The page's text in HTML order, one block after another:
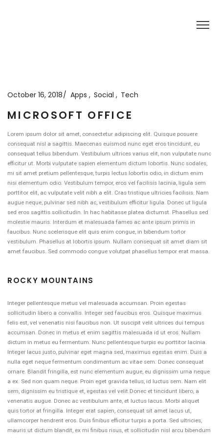
October 16, 2018 Apps Social Tech
MICROSOFT OFFICE
Lorem ipsum dolor sit amet, consectetur adipiscing elit. Quisque posuere
consequat nisl a sagittis. Maecenas euismod nunc eget eros tincidunt, eu
consequat tellus bibendum. Vestibulum ultrices varius elit, non vulputate nunc
efficitur ut. Morbi vulputate sapien elementum dictum lobortis. Nunc sodales,
mi sit amet pretium pellentesque, turpis lectus lobortis odio, in dictum enim
nisi elementum odio. Vestibulum tempor, eros vel facilisis lacinia, ligula sem
porttitor elit, ac vulputate velit nibh a elit. Cras tristique ultricies facilisis. Nam
augue neque, pulvinar sed nibh ac, vestibulum efficitur ligula. Donec ut ligula
sed eros sagittis sollicitudin. In hac habitasse platea dictumst. Phasellus sed
molestie mauris. Interdum et malesuada fames ac ante ipsum primis in
faucibus. Nunc scelerisque elit quis enim congue, in bibendum tortor
vestibulum. Phasellus at lobortis ipsum. Nullam consequat sit amet diam sit
amet faucibus. Sed commodo congue volutpat phasellus tempor erat massa.
ROCKY MOUNTAINS
Integer pellentesque metus vel malesuada accumsan. Proin egestas
sollicitudin libero a convallis. Integer sed faucibus eros. Quisque maximus
felis est, vel venenatis nisi faucibus non. Ut suscipit velit ultrices dui tempus
accumsan. Donec in metus et enim sagittis malesuada id ut eros. Nullam
dictum in metus eu fermentum. Nunc pellentesque turpis eu porttitor lacinia.
Integer lacus justo, pulvinar eget magna sed, maximus egestas enim. Duis a
nulla eget neque fermentum condimentum ac vitae sem. Donec consequat
ornare. Blandit fringilla, est nunc elementum augue, eu dignissim urna neque
a ex. Sed non quam neque. Proin eget gravida tellus, id luctus sem. Nam elit
sem, dignissim eu tristique et, egestas vel velit.Donec et tincidunt libero, a
venenatis augue. Donec ac vestibulum ante, et luctus lacus. Morbi aliquet
quis tortor at fringilla. Integer erat sapien, consequat sit amet lacus ut,
ullamcorper hendrerit eros. Duis finibus efficitur turpis a porta. Sed ultricies,
mauris ut dictum blandit, ex mi finibus risus, et sollicitudin nisl arcu bibendum